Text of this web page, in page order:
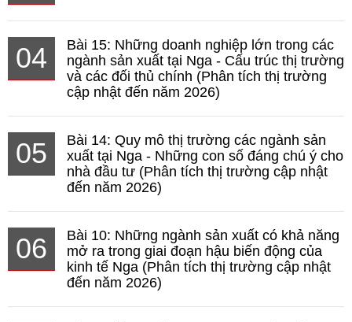
04
Bài 15: Những doanh nghiệp lớn trong các
ngành sản xuất tại Nga - Cấu trúc thị trường
và các đối thủ chính (Phân tích thị trường
cập nhật đến năm 2026)
05
Bài 14: Quy mô thị trường các ngành sản
xuất tại Nga - Những con số đáng chú ý cho
nhà đầu tư (Phân tích thị trường cập nhật
đến năm 2026)
06
Bài 10: Những ngành sản xuất có khả năng
mở ra trong giai đoạn hậu biến động của
kinh tế Nga (Phân tích thị trường cập nhật
đến năm 2026)